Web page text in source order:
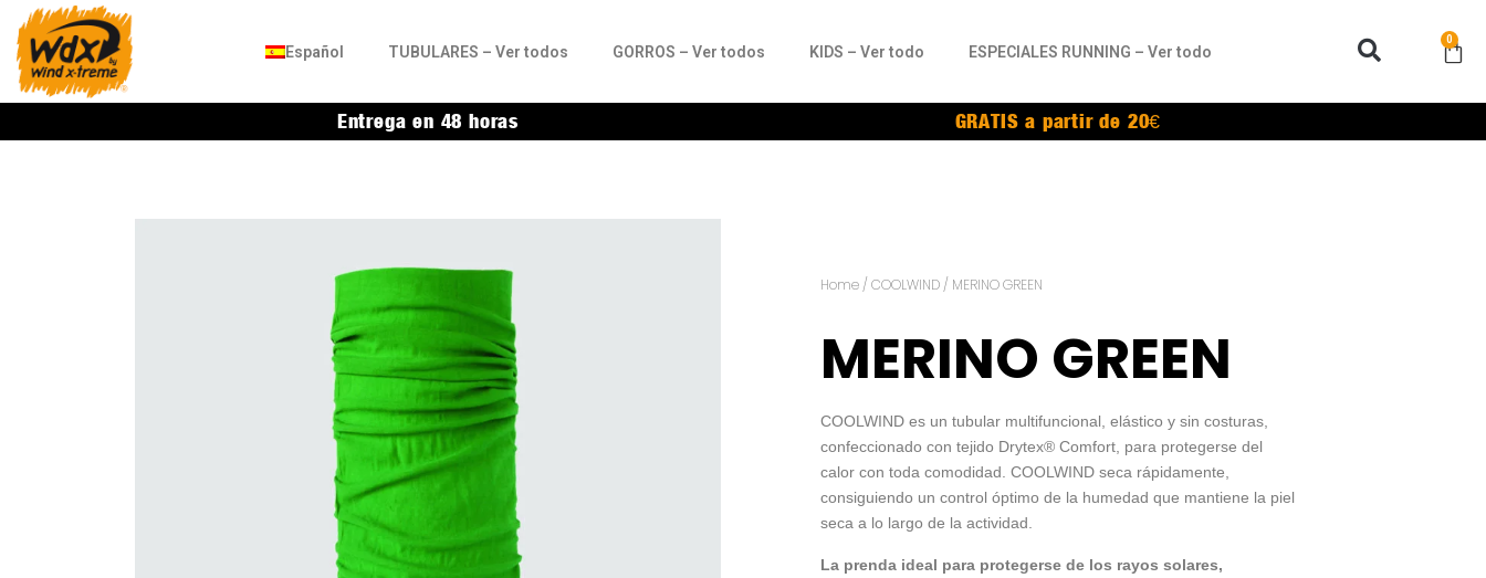
Español TUBULARES – Ver todos GORROS – Ver todos KIDS – Ver todo ESPECIALES RUNNING – Ver todo
0
Entrega en 48 horas GRATIS a partir de 20€
Home / COOLWIND / MERINO GREEN
MERINO GREEN
COOLWIND es un tubular multifuncional, elástico y sin costuras,
confeccionado con tejido Drytex® Comfort, para protegerse del
calor con toda comodidad. COOLWIND seca rápidamente,
consiguiendo un control óptimo de la humedad que mantiene la piel
seca a lo largo de la actividad.
La prenda ideal para protegerse de los rayos solares,